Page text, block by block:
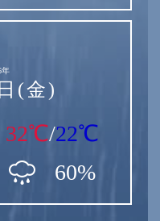
年
(金)
32℃/22℃
60%